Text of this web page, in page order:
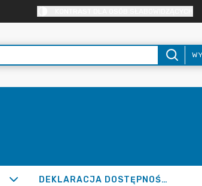
DEKLARACJA DOSTĘPNOŚCI